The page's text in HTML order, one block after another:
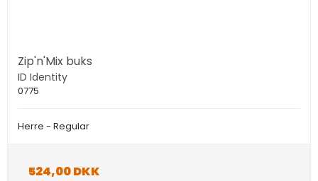
Zip'n'Mix buks
ID Identity
0775
Herre - Regular
524,00 DKK